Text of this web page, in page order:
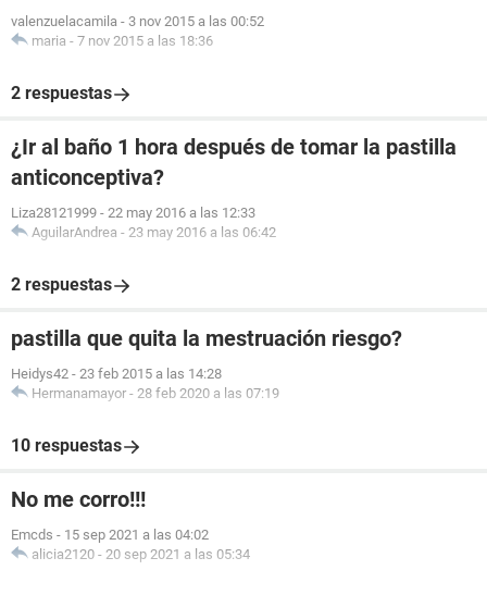
valenzuelacamila - 3 nov 2015 a las 00:52
maria - 7 nov 2015 a las 18:36
2 respuestas
¿Ir al baño 1 hora después de tomar la pastilla
anticonceptiva?
Liza28121999 - 22 may 2016 a las 12:33
AguilarAndrea - 23 may 2016 a las 06:42
2 respuestas
pastilla que quita la mestruación riesgo?
Heidys42 - 23 feb 2015 a las 14:28
Hermanamayor - 28 feb 2020 a las 07:19
10 respuestas
No me corro!!!
Emcds - 15 sep 2021 a las 04:02
alicia2120 - 20 sep 2021 a las 05:34